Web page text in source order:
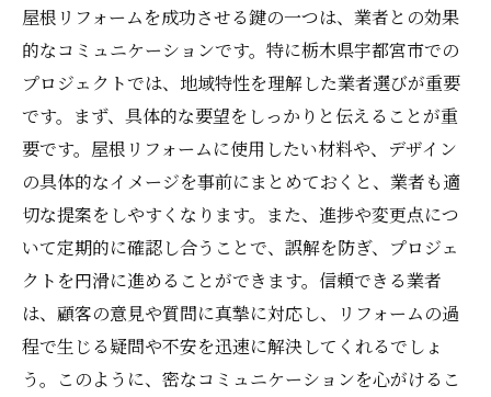
屋根リフォームを成功させる鍵の一つは、業者との効果
的なコミュニケーションです。特に栃木県宇都宮市での
プロジェクトでは、地域特性を理解した業者選びが重要
です。まず、具体的な要望をしっかりと伝えることが重
要です。屋根リフォームに使用したい材料や、デザイン
の具体的なイメージを事前にまとめておくと、業者も適
切な提案をしやすくなります。また、進捗や変更点につ
いて定期的に確認し合うことで、誤解を防ぎ、プロジェ
クトを円滑に進めることができます。信頼できる業者
は、顧客の意見や質問に真摯に対応し、リフォームの過
程で生じる疑問や不安を迅速に解決してくれるでしょ
う。このように、密なコミュニケーションを心がけるこ